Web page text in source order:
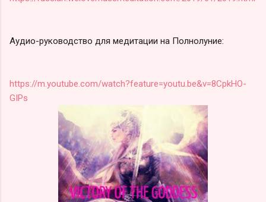
Аудио-руководство для медитации на Полнолуние:
https://m.youtube.com/watch?feature=youtu.be&v=8CpkHO-
GIPs